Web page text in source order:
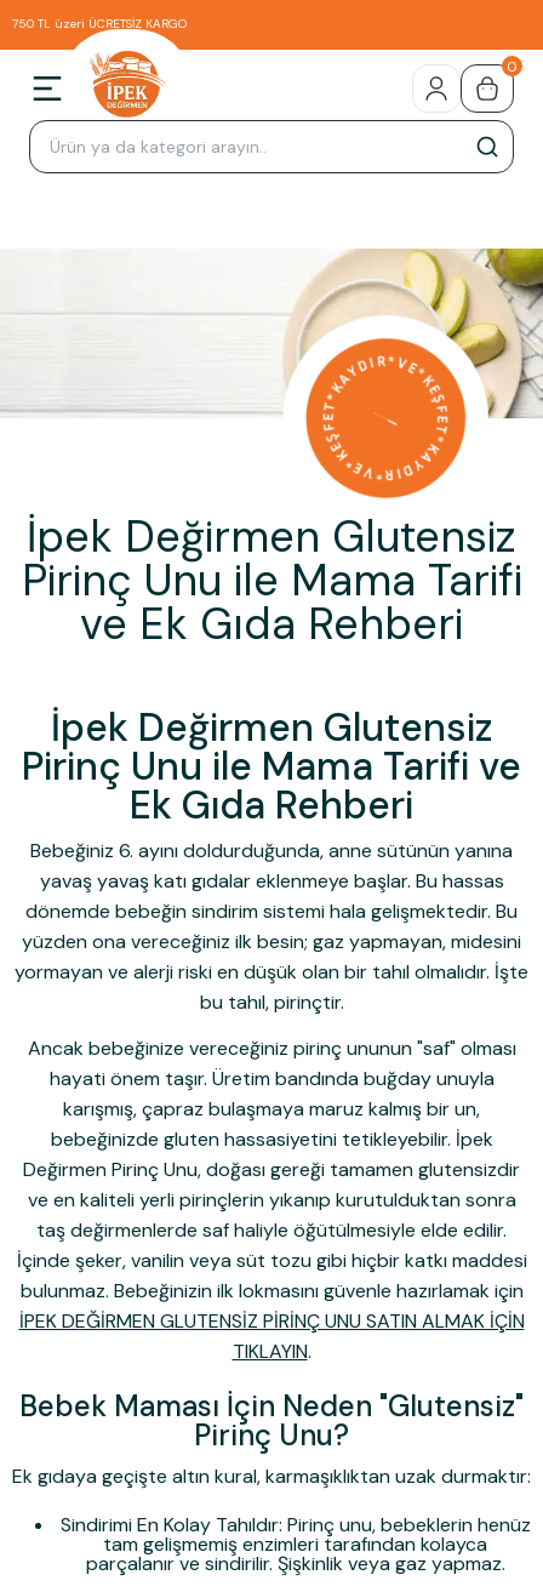
750 TL üzeri ÜCRETSİZ KARGO
0
İpek Değirmen Glutensiz
Pirinç Unu ile Mama Tarifi
ve Ek Gıda Rehberi
İpek Değirmen Glutensiz
Pirinç Unu ile Mama Tarifi ve
Ek Gıda Rehberi
Bebeğiniz 6. ayını doldurduğunda, anne sütünün yanına
yavaş yavaş katı gıdalar eklenmeye başlar. Bu hassas
dönemde bebeğin sindirim sistemi hala gelişmektedir. Bu
yüzden ona vereceğiniz ilk besin; gaz yapmayan, midesini
yormayan ve alerji riski en düşük olan bir tahıl olmalıdır. İşte
bu tahıl, pirinçtir.
Ancak bebeğinize vereceğiniz pirinç ununun "saf" olması
hayati önem taşır. Üretim bandında buğday unuyla
karışmış, çapraz bulaşmaya maruz kalmış bir un,
bebeğinizde gluten hassasiyetini tetikleyebilir. İpek
Değirmen Pirinç Unu, doğası gereği tamamen glutensizdir
ve en kaliteli yerli pirinçlerin yıkanıp kurutulduktan sonra
taş değirmenlerde saf haliyle öğütülmesiyle elde edilir.
İçinde şeker, vanilin veya süt tozu gibi hiçbir katkı maddesi
bulunmaz. Bebeğinizin ilk lokmasını güvenle hazırlamak için
İPEK DEĞİRMEN GLUTENSİZ PİRİNÇ UNU SATIN ALMAK İÇİN
TIKLAYIN.
Bebek Maması İçin Neden "Glutensiz"
Pirinç Unu?
Ek gıdaya geçişte altın kural, karmaşıklıktan uzak durmaktır:
Sindirimi En Kolay Tahıldır: Pirinç unu, bebeklerin henüz
tam gelişmemiş enzimleri tarafından kolayca
parçalanır ve sindirilir. Şişkinlik veya gaz yapmaz.